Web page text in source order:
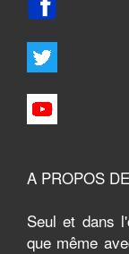
A PROPOS
Seul et dans
que même